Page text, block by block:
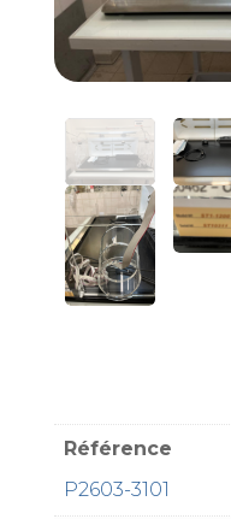
Référence
P2603-3101